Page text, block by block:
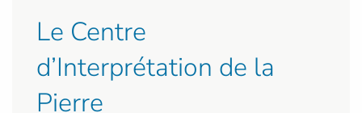
Le Centre
d’Interprétation de la
Pierre